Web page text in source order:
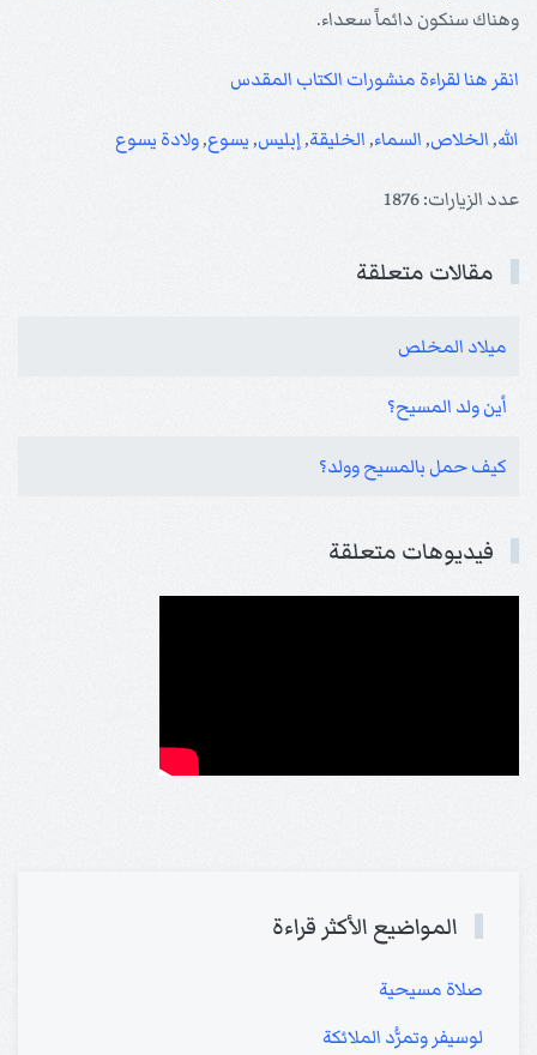
وهناك سنكون دائماً سعداء.
انقر هنا لقراءة منشورات الكتاب المقدس
الله,الخلاص,السماء,الخليقة,إبليس,يسوع,ولادة يسوع
عدد الزيارات: 1876
مقالات متعلقة
ميلاد المخلص
أين ولد المسيح؟
كيف حمل بالمسيح وولد؟
فيديوهات متعلقة
المواضيع الأكثر قراءة
صلاة مسيحية
لوسيفر وتمرُّد الملائكة